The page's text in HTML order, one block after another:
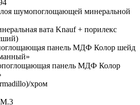
шумопоглощающей минеральной
вата Knauf + порилекс
панель МДФ Колор шейд
панель МДФ Колор
хром